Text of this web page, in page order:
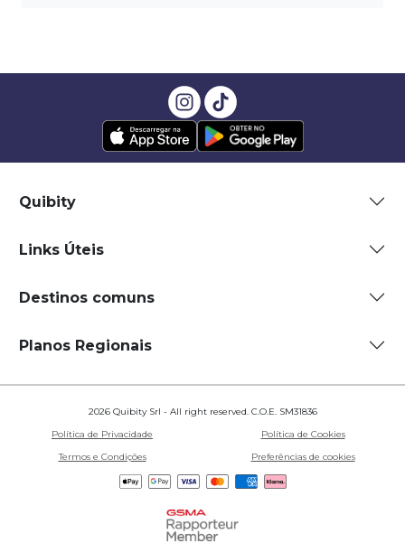
Quibity
Links Úteis
Destinos comuns
Planos Regionais
2026 Quibity Srl - All right reserved. C.O.E. SM31836
Política de Privacidade
Política de Cookies
Termos e Condições
Preferências de cookies